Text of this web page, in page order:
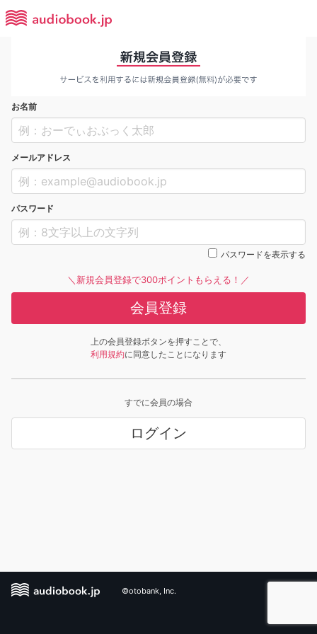
お名前
メールアドレス
パスワード
パスワードを表示する
＼新規会員登録で300ポイントもらえる！／
会員登録
上の会員登録ボタンを押すことで、
利用規約に同意したことになります
すでに会員の場合
ログイン
©otobank, Inc.